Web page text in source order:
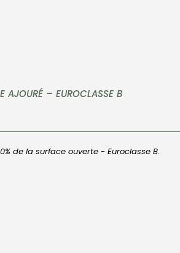
AJOURÉ – EUROCLASSE B
de la surface ouverte - Euroclasse B.